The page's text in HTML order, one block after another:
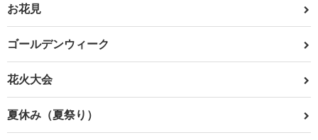
お花見
ゴールデンウィーク
花火大会
夏休み（夏祭り）